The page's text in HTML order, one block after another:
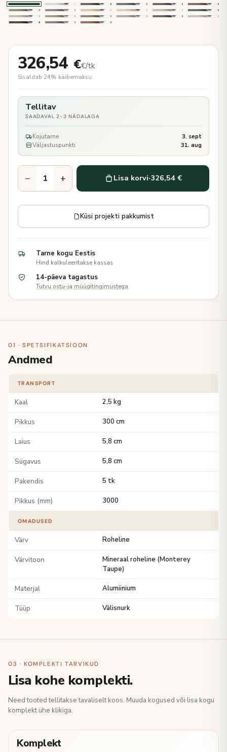
326,54 €€/tk
Sisaldab 24% käibemaksu
Tellitav
SAADAVAL 2-3 NÄDALAGA
Kojutarne
3. sept
Väljastuspunkti
31. aug
− + Lisa korvi·326,54 €
Küsi projekti pakkumist
Tarne kogu Eestis
Hind kalkuleeritakse kassas
14-päeva tagastus
Tutvu ostu-ja müügitingimustega
01 · SPETSIFIKATSIOON
Andmed
TRANSPORT
Kaal 2,5 kg
Pikkus 300 cm
Laius 5,8 cm
Sügavus 5,8 cm
Pakendis 5 tk
Pikkus (mm) 3000
OMADUSED
Värv Roheline
Värvitoon
Mineraal roheline (Monterey
Taupe)
Materjal Alumiinium
Tüüp Välisnurk
03 · KOMPLEKTI TARVIKUD
Lisa kohe komplekti.
Need tooted tellitakse tavaliselt koos. Muuda kogused või lisa kogu
komplekt ühe klikiga.
Komplekt